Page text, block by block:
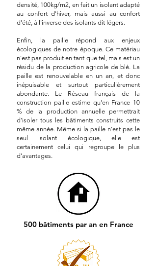
densité, 100kg/m2, en fait un isolant adapté
au confort d'hiver, mais aussi au confort
d'été, à l'inverse des isolants dit légers.
Enfin, la paille répond aux enjeux
écologiques de notre époque. Ce matériau
n'est pas produit en tant que tel, mais est un
résidu de la production agricole de blé. La
paille est renouvelable en un an, et donc
inépuisable et surtout particulièrement
abondante. Le Réseau français de la
construction paille estime qu'en France 10
% de la production annuelle permettrait
d'isoler tous les bâtiments construits cette
même année. Même si la paille n'est pas le
seul isolant écologique, elle est
certainement celui qui regroupe le plus
d'avantages.
500 bâtiments par an en France